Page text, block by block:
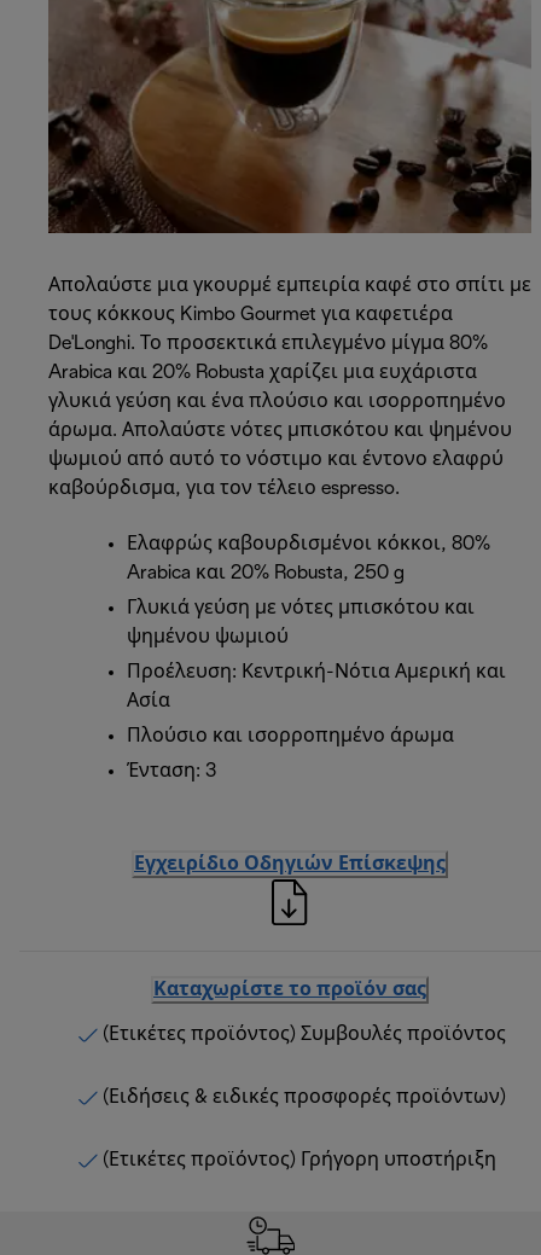
Απολαύστε μια γκουρμέ εμπειρία καφέ στο σπίτι με
τους κόκκους Kimbo Gourmet για καφετιέρα
De'Longhi. Το προσεκτικά επιλεγμένο μίγμα 80%
Arabica και 20% Robusta χαρίζει μια ευχάριστα
γλυκιά γεύση και ένα πλούσιο και ισορροπημένο
άρωμα. Απολαύστε νότες μπισκότου και ψημένου
ψωμιού από αυτό το νόστιμο και έντονο ελαφρύ
καβούρδισμα, για τον τέλειο espresso.
Ελαφρώς καβουρδισμένοι κόκκοι, 80%
Arabica και 20% Robusta, 250 g
Γλυκιά γεύση με νότες μπισκότου και
ψημένου ψωμιού
Προέλευση: Κεντρική-Νότια Αμερική και
Ασία
Πλούσιο και ισορροπημένο άρωμα
Ένταση: 3
Εγχειρίδιο Οδηγιών Επίσκεψης
Καταχωρίστε το προϊόν σας
(Ετικέτες προϊόντος) Συμβουλές προϊόντος
(Ειδήσεις & ειδικές προσφορές προϊόντων)
(Ετικέτες προϊόντος) Γρήγορη υποστήριξη